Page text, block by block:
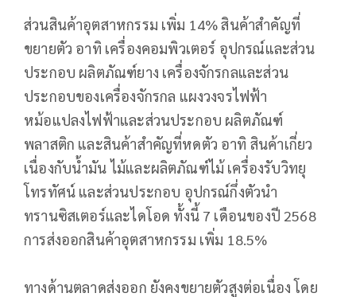
ส่วนสินค้าอุตสาหกรรม เพิ่ม 14% สินค้าสำคัญที่
ขยายตัว อาทิ เครื่องคอมพิวเตอร์ อุปกรณ์และส่วน
ประกอบ ผลิตภัณฑ์ยาง เครื่องจักรกลและส่วน
ประกอบของเครื่องจักรกล แผงวงจรไฟฟ้า
หม้อแปลงไฟฟ้าและส่วนประกอบ ผลิตภัณฑ์
พลาสติก และสินค้าสำคัญที่หดตัว อาทิ สินค้าเกี่ยว
เนื่องกับน้ำมัน ไม้และผลิตภัณฑ์ไม้ เครื่องรับวิทยุ
โทรทัศน์ และส่วนประกอบ อุปกรณ์กึ่งตัวนำ
ทรานซิสเตอร์และไดโอด ทั้งนี้ 7 เดือนของปี 2568
การส่งออกสินค้าอุตสาหกรรม เพิ่ม 18.5%
ทางด้านตลาดส่งออก ยังคงขยายตัวสูงต่อเนื่อง โดย